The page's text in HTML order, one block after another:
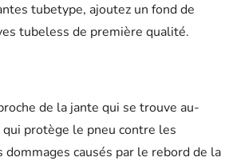
tubetype, ajoutez un fond de
tubeless de première qualité.
de la jante qui se trouve au-
protège le pneu contre les
causés par le rebord de la